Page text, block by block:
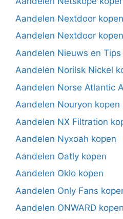
Aandelen Nextdoor kopen
Aandelen Nextdoor kopen
Aandelen Nieuws en Tips
Aandelen Norilsk Nickel
Aandelen Norse Atlantic
Aandelen Nouryon kopen
Aandelen NX Filtration
Aandelen Nyxoah kopen
Aandelen Oatly kopen
Aandelen Oklo kopen
Aandelen Only Fans
Aandelen ONWARD kopen